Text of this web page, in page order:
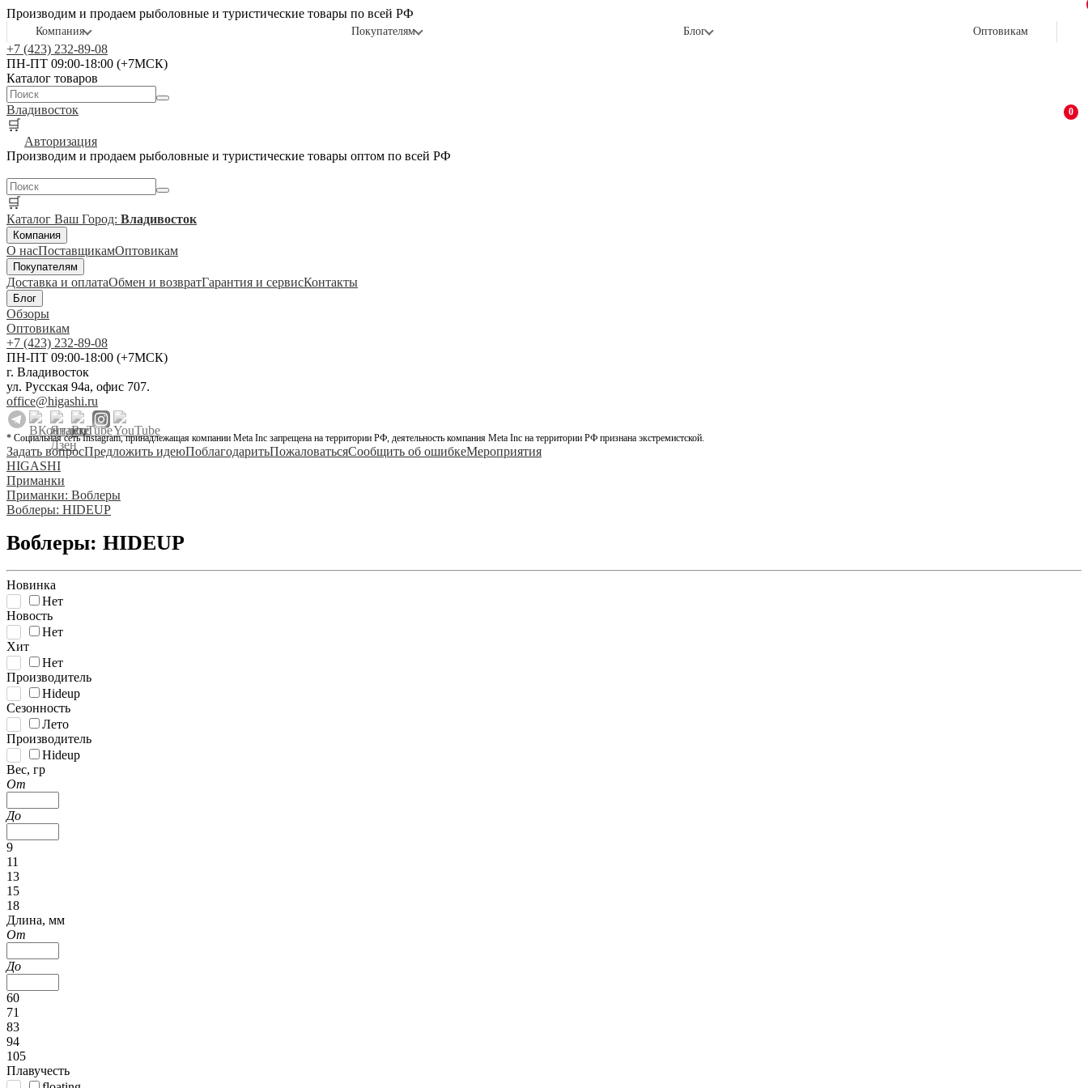
Производим и продаем рыболовные и туристические товары по всей РФ
Компания Покупателям Блог Оптовикам
+7 (423) 232-89-08
ПН-ПТ 09:00-18:00 (+7МСК)
Каталог товаров
Владивосток
🛒
0
Авторизация
Производим и продаем рыболовные и туристические товары оптом по всей РФ
🛒
Каталог Ваш Город: Владивосток
Компания
О насПоставщикамОптовикам
Покупателям
Доставка и оплатаОбмен и возвратГарантия и сервисКонтакты
Блог
Обзоры
Оптовикам
+7 (423) 232-89-08
ПН-ПТ 09:00-18:00 (+7МСК)
г. Владивосток
ул. Русская 94а, офис 707.
office@higashi.ru
* Социальная сеть Instagram, принадлежащая компании Meta Inc запрещена на территории РФ, деятельность компания Meta Inc на территории РФ признана экстремистской.
Задать вопросПредложить идеюПоблагодаритьПожаловатьсяСообщить об ошибкеМероприятия
HIGASHI
Приманки
Приманки: Воблеры
Воблеры: HIDEUP
Воблеры: HIDEUP
Новинка
Нет
Новость
Нет
Хит
Нет
Производитель
Hideup
Сезонность
Лето
Производитель
Hideup
Вес, гр
От
До
9
11
13
15
18
Длина, мм
От
До
60
71
83
94
105
Плавучесть